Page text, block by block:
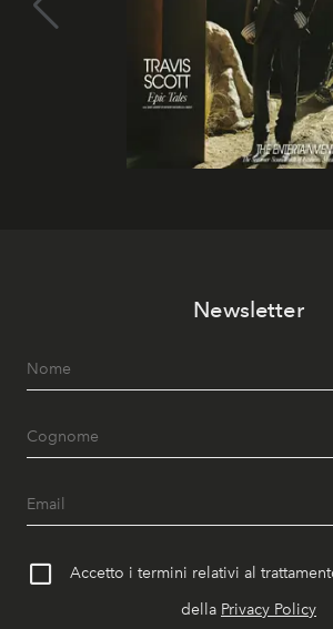
Newsletter
Accetto i termini relativi al
della Privacy Policy